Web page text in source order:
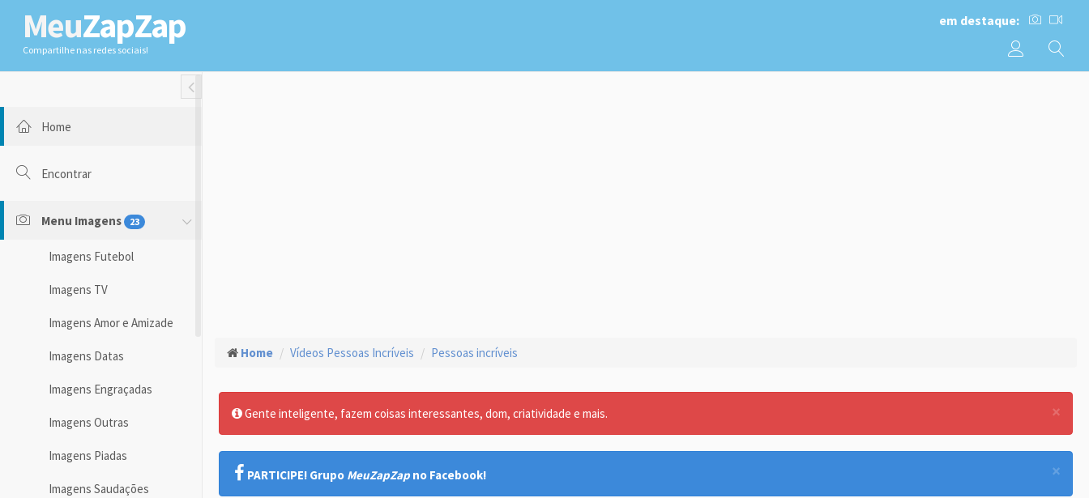
MeuZapZap
Compartilhe nas redes sociais!
em destaque:
Toggle Fullwidth
Home
Encontrar
Menu Imagens 23
Imagens Futebol
Imagens TV
Imagens Amor e Amizade
Imagens Datas
Imagens Engraçadas
Imagens Outras
Imagens Piadas
Imagens Saudações
Home Vídeos Pessoas Incríveis Pessoas incríveis
×
Gente inteligente, fazem coisas interessantes, dom, criatividade e mais.
×
PARTICIPE! Grupo MeuZapZap no Facebook!